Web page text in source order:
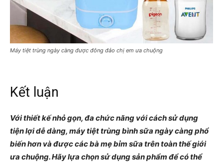
Máy tiệt trùng ngày càng được đông đảo chị em ưa chuộng
Kết luận
Với thiết kế nhỏ gọn, đa chức năng với cách sử dụng
tiện lợi dễ dàng, máy tiệt trùng bình sữa ngày càng phổ
biến hơn và được các bà mẹ bỉm sữa trên toàn thế giới
ưa chuộng. Hãy lựa chọn sử dụng sản phẩm để có thể